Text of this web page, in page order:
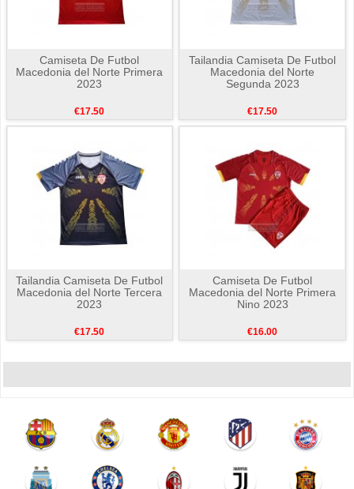
Camiseta De Futbol
Macedonia del Norte Primera
2023
€17.50
Tailandia Camiseta De Futbol
Macedonia del Norte
Segunda 2023
€17.50
Tailandia Camiseta De Futbol
Macedonia del Norte Tercera
2023
€17.50
Camiseta De Futbol
Macedonia del Norte Primera
Nino 2023
€16.00